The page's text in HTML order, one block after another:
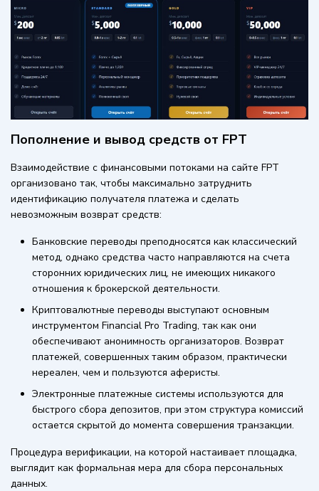
Пополнение и вывод средств от FPT
Взаимодействие с финансовыми потоками на сайте FPT
организовано так, чтобы максимально затруднить
идентификацию получателя платежа и сделать
невозможным возврат средств:
Банковские переводы преподносятся как классический
метод, однако средства часто направляются на счета
сторонних юридических лиц, не имеющих никакого
отношения к брокерской деятельности.
Криптовалютные переводы выступают основным
инструментом Financial Pro Trading, так как они
обеспечивают анонимность организаторов. Возврат
платежей, совершенных таким образом, практически
нереален, чем и пользуются аферисты.
Электронные платежные системы используются для
быстрого сбора депозитов, при этом структура комиссий
остается скрытой до момента совершения транзакции.
Процедура верификации, на которой настаивает площадка,
выглядит как формальная мера для сбора персональных
данных.